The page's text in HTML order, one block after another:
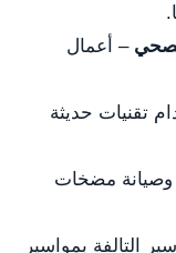
– أعمال
تقنيات حديثة
مضخات
التالفة بمواسير